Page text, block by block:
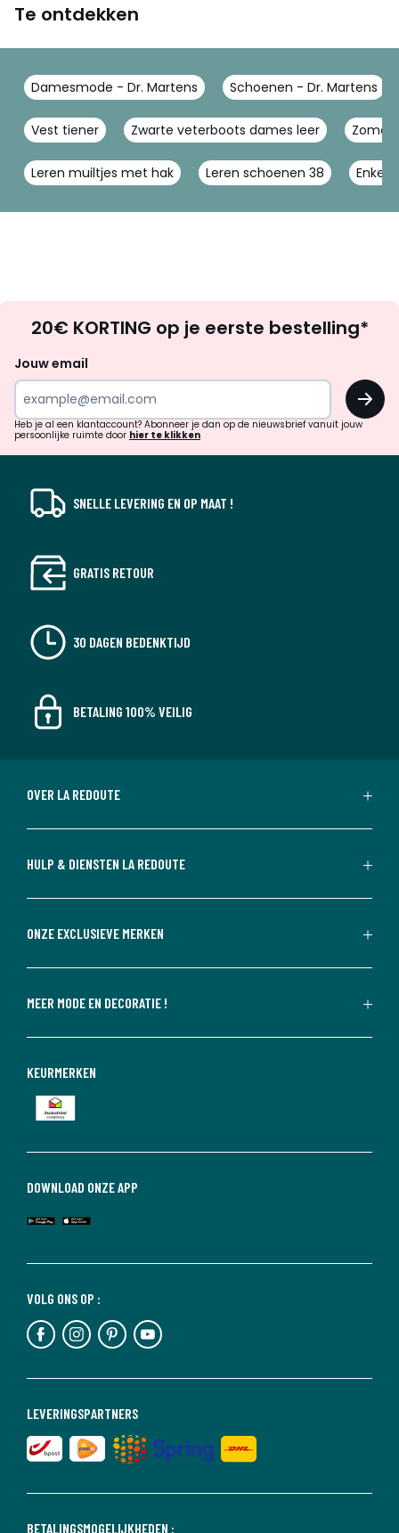
Te ontdekken
Damesmode - Dr. Martens Schoenen - Dr. Martens
Vest tiener Zwarte veterboots dames leer Zomer
Leren muiltjes met hak Leren schoenen 38
zoek
inspiratie
verrassingen?
20€ KORTING op je eerste bestelling*
Jouw email
OK
Heb je al een klantaccount? Abonneer je dan op de nieuwsbrief vanuit jouw
persoonlijke ruimte door hier te klikken
SNELLE LEVERING EN OP MAAT !
GRATIS RETOUR
30 DAGEN BEDENKTIJD
BETALING 100% VEILIG
OVER LA REDOUTE
HULP & DIENSTEN LA REDOUTE
ONZE EXCLUSIEVE MERKEN
MEER MODE EN DECORATIE !
BETALINGSMOGELIJKHEDEN :
LEVERINGSPARTNERS
VOLG ONS OP :
DOWNLOAD ONZE APP
KEURMERKEN